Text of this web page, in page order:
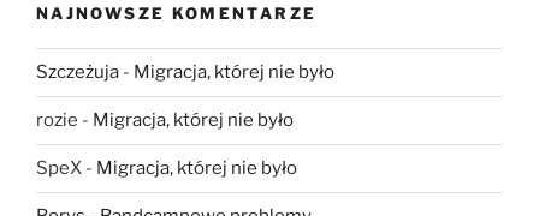
NAJNOWSZE KOMENTARZE
Szczeżuja - Migracja, której nie było
rozie - Migracja, której nie było
SpeX - Migracja, której nie było